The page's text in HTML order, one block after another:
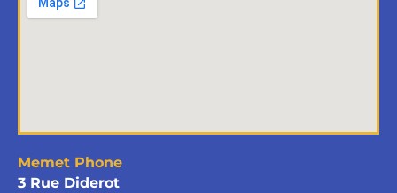
Memet Phone
3 Rue Diderot